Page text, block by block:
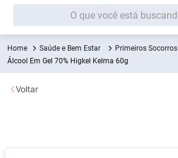
O que você está buscando?
Saúde e Bem Estar Primeiros Socorros
Álcool Em Gel 70% Higkel Kelma 60g
Voltar
Termos mais buscados
1º Fralda
2